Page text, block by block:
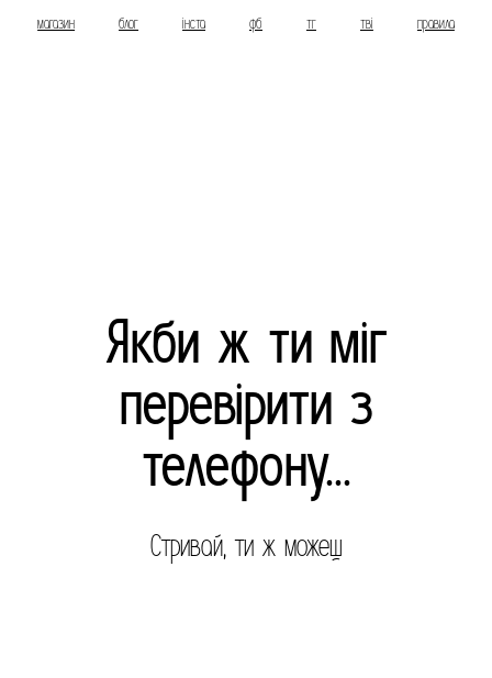
магазин блог інста фб тг тві правила
Якби ж ти міг
перевірити з
телефону...
Стривай, ти ж можеш